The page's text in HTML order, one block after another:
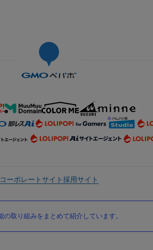
コーポレートサイト採用サイト
取り組みをまとめて紹介しています。